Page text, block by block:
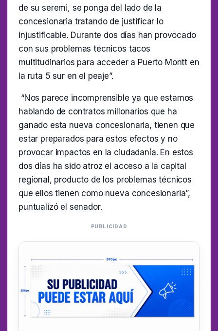
de su seremi, se ponga del lado de la
concesionaria tratando de justificar lo
injustificable. Durante dos días han provocado
con sus problemas técnicos tacos
multitudinarios para acceder a Puerto Montt en
la ruta 5 sur en el peaje”.
“Nos parece incomprensible ya que estamos
hablando de contratos millonarios que ha
ganado esta nueva concesionaria, tienen que
estar preparados para estos efectos y no
provocar impactos en la ciudadanía. En estos
dos días ha sido atroz el acceso a la capital
regional, producto de los problemas técnicos
que ellos tienen como nueva concesionaria”,
puntualizó el senador.
PUBLICIDAD